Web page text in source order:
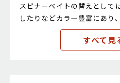
スピナーベイトの替えとして
したりなどカラー豊富にあり
すべて見